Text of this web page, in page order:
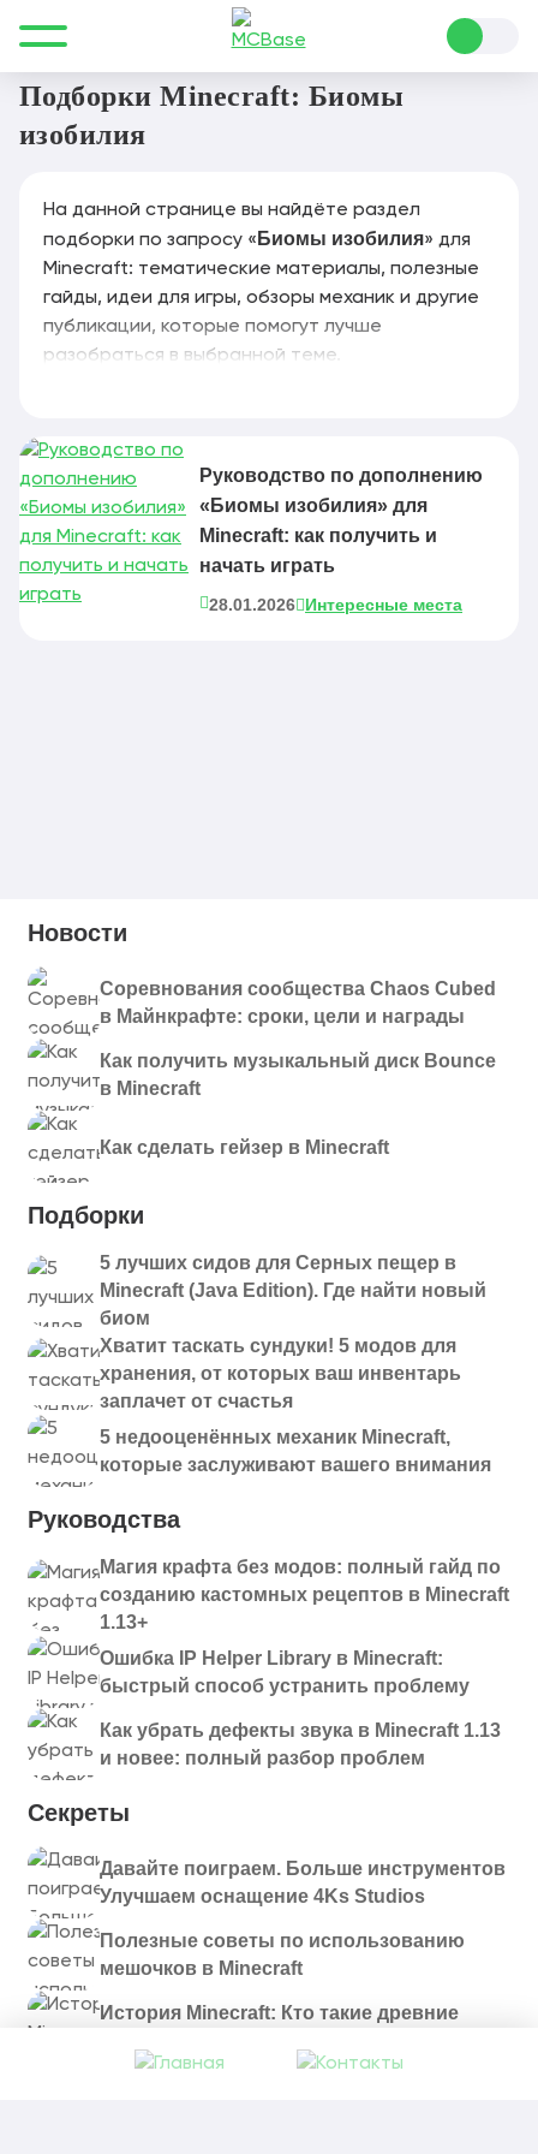
Все для Minecraft Биомы изобилия
Подборки Minecraft: Биомы
изобилия
На данной странице вы найдёте раздел
подборки по запросу « Биомы изобилия» для
Minecraft: тематические материалы, полезные
гайды, идеи для игры, обзоры механик и другие
публикации, которые помогут лучше
разобраться в выбранной теме.
Руководство по дополнению
«Биомы изобилия» для
Minecraft: как получить и
начать играть
28.01.2026 Интересные места
Новости
Соревнования сообщества Chaos Cubed
в Майнкрафте: сроки, цели и награды
Как получить музыкальный диск Bounce
в Minecraft
Как сделать гейзер в Minecraft
Подборки
5 лучших сидов для Серных пещер в
Minecraft (Java Edition). Где найти новый
биом
Хватит таскать сундуки! 5 модов для
хранения, от которых ваш инвентарь
заплачет от счастья
5 недооценённых механик Minecraft,
которые заслуживают вашего внимания
Руководства
Магия крафта без модов: полный гайд по
созданию кастомных рецептов в Minecraft
1.13+
Ошибка IP Helper Library в Minecraft:
быстрый способ устранить проблему
Как убрать дефекты звука в Minecraft 1.13
и новее: полный разбор проблем
Секреты
Давайте поиграем. Больше инструментов
Улучшаем оснащение 4Ks Studios
Полезные советы по использованию
мешочков в Minecraft
История Minecraft: Кто такие древние